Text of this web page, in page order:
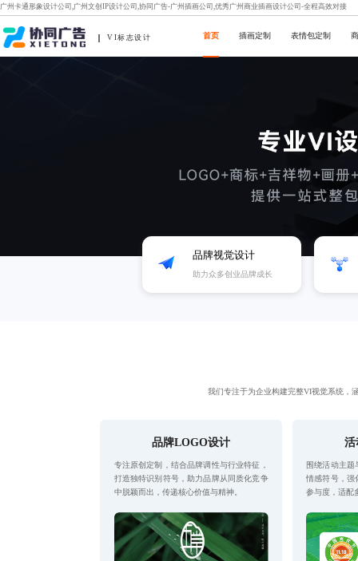
广州卡通形象设计公司,广州文创IP设计公司,协同广告-广州插画公司,优秀广州商业插画设计公司-全程高效对接
VI标志设计 首页 插画定制 表情包定制
品牌视觉设计
助力众多创业品牌成长
我们专注于为企业构建完整VI视觉系统，
品牌LOGO设计
专注原创定制，结合品牌调性与行业特征，
打造独特识别符号，助力品牌从同质化竞争
中脱颖而出，传递核心价值与精神。
活
围绕活动主
情感符号，强
参与度，适配